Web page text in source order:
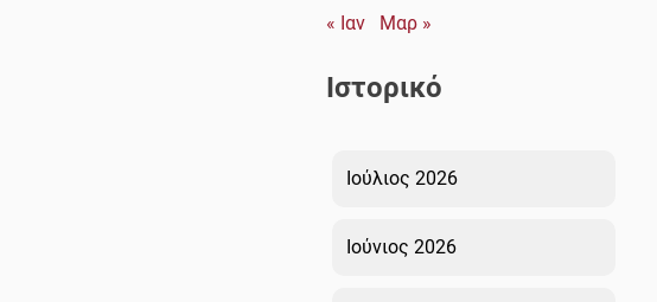
« Ιαν
Μαρ »
Ιστορικό
Ιούλιος 2026
Ιούνιος 2026